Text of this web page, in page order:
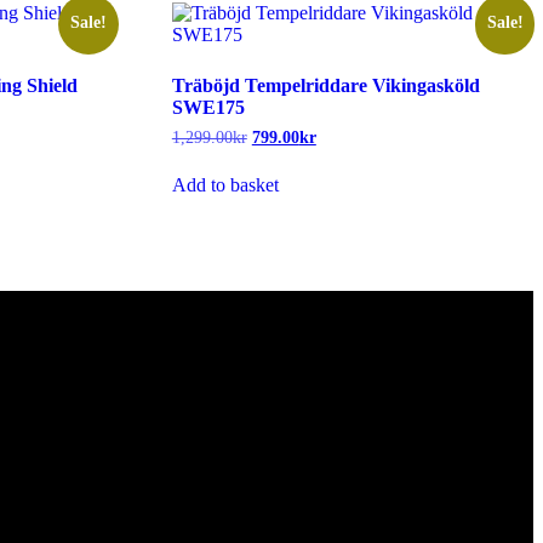
Sale!
Shield
Sale!
Träböjd Tempelriddare Vikingasköld
SWE175
1,299.00kr Original
was:
1,299.00kr.
799.00krCurrent
Add to basket